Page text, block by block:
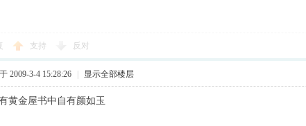
支持 反对
2009-3-4 15:28:26 显示全部楼层
黄金屋书中自有颜如玉